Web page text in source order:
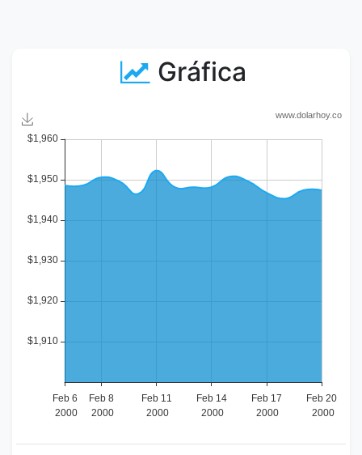
Gráfica